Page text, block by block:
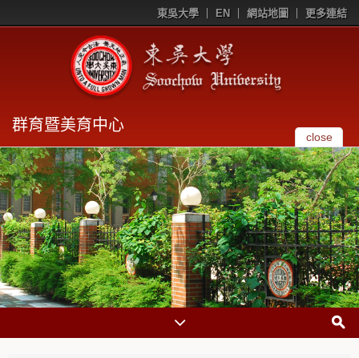
東吳大學 EN 網站地圖 更多連結
群育暨美育中心
close